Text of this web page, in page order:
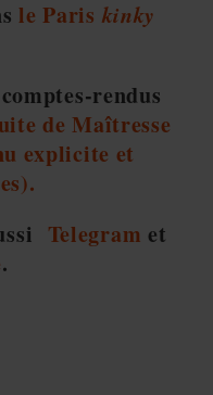
le Paris kinky
rendus
de Maîtresse
explicite et
Telegram et
.